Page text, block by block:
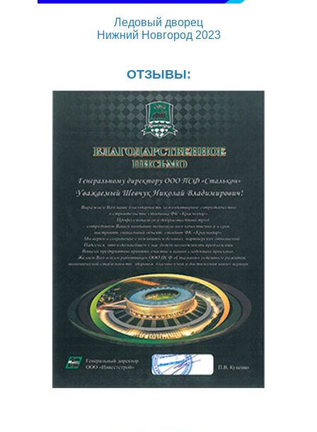
Ледовый дворец
Нижний Новгород 2023
ОТЗЫВЫ: